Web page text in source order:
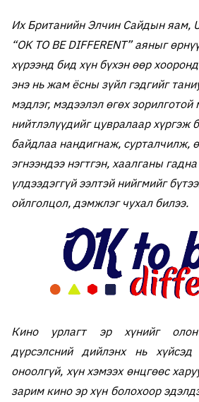
Их Британийн Элчин Сайдын яам,
“OK TO BE DIFFERENT” аяныг
хүрээнд бид хүн бүхэн өөр
энэ нь жам ёсны зүйл гэдгийг
мэдлэг, мэдээлэл өгөх зорилготой
нийтлэлүүдийг цувралаар хүргэж
байдлаа нандигнаж, сурталчилж,
эгнээндээ нэгтгэн, хаалганы
үлдээдэггүй ээлтэй нийгмийг
ойлголцол, дэмжлэг чухал билээ.
Кино урлагт эр хүнийг
дүрсэлсний дийлэнх нь
оноолгүй, хүн хэмээх өнцгөөс
зарим кино эр хүн болохоор